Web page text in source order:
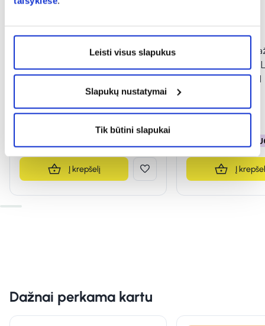
Leisti visus slapukus
Slapukų nustatymai
Tik būtini slapukai
BIOCLIN kasdieninis plaukų
9,49 € 18,99 €
Į krepšelį
BIOCLIN kaukė
plaukams BIO
PROTECT, 100 ml
3,99 € 7,99 €
% PAPILDOMA
Į
Dažnai perkama kartu